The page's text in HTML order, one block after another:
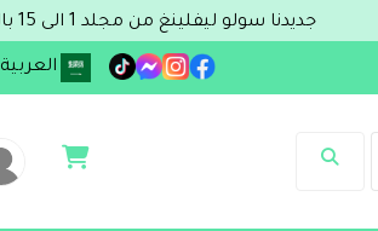
من مجلد 1 الى 15 بالغة الانجليزية
العربية